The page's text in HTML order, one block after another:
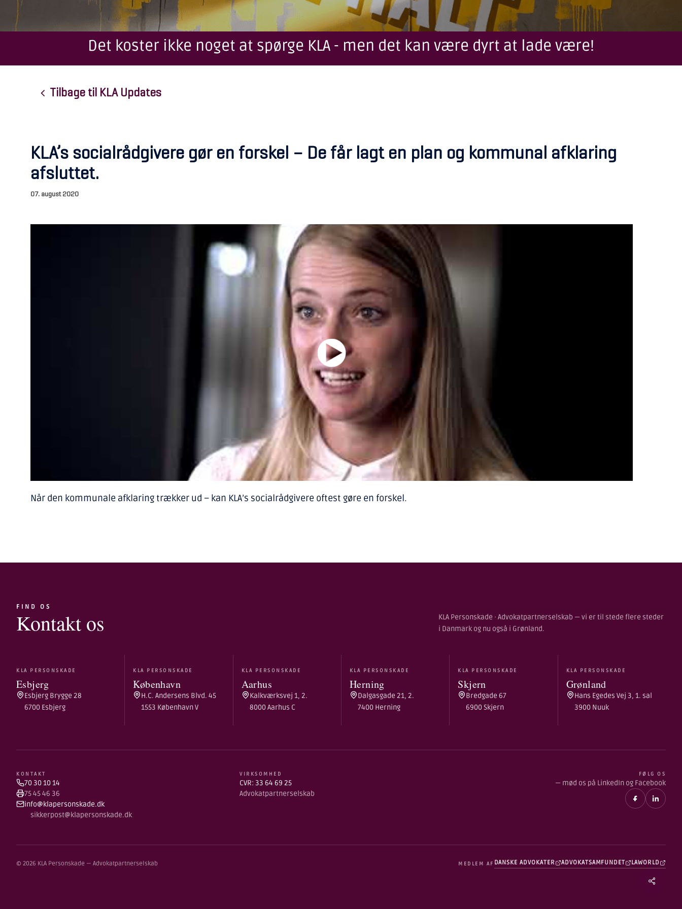
Det koster ikke noget at spørge KLA - men det kan være dyrt at lade være!
Tilbage til KLA Updates
KLA’s socialrådgivere gør en forskel – De får lagt en plan og kommunal afklaring
afsluttet.
07. august 2020
Når den kommunale afklaring trækker ud – kan KLA’s socialrådgivere oftest gøre en forskel.
Share
FIND OS
Kontakt os
KLA Personskade · Advokatpartnerselskab — vi er til stede flere steder
i Danmark og nu også i Grønland.
KLA PERSONSKADE
Esbjerg
Esbjerg Brygge 28
6700 Esbjerg
KLA PERSONSKADE
København
H.C. Andersens Blvd. 45
1553 København V
KLA PERSONSKADE
Aarhus
Kalkværksvej 1, 2.
8000 Aarhus C
KLA PERSONSKADE
Herning
Dalgasgade 21, 2.
7400 Herning
KLA PERSONSKADE
Skjern
Bredgade 67
6900 Skjern
KLA PERSONSKADE
Grønland
Hans Egedes Vej 3, 1. sal
3900 Nuuk
KONTAKT
70 30 10 14
75 45 46 36
info@klapersonskade.dk
sikkerpost@klapersonskade.dk
VIRKSOMHED
CVR: 33 64 69 25
Advokatpartnerselskab
FØLG OS
— mød os på LinkedIn og Facebook
© 2026 KLA Personskade — Advokatpartnerselskab MEDLEM AF DANSKE ADVOKATER ADVOKATSAMFUNDET LAWORLD